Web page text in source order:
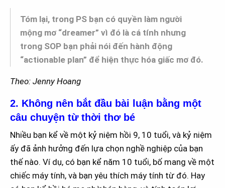
Tóm lại, trong PS bạn có quyền làm người
mộng mơ “dreamer” vì đó là cá tính nhưng
trong SOP bạn phải nói đến hành động
“actionable plan” để hiện thực hóa giấc mơ đó.
Theo: Jenny Hoang
2. Không nên bắt đầu bài luận bằng một
câu chuyện từ thời thơ bé
Nhiều bạn kể về một kỷ niệm hồi 9, 10 tuổi, và kỷ niệm
ấy đã ảnh hưởng đến lựa chọn nghề nghiệp của bạn
thế nào. Ví dụ, có bạn kể năm 10 tuổi, bố mang về một
chiếc máy tính, và bạn yêu thích máy tính từ đó. Hay